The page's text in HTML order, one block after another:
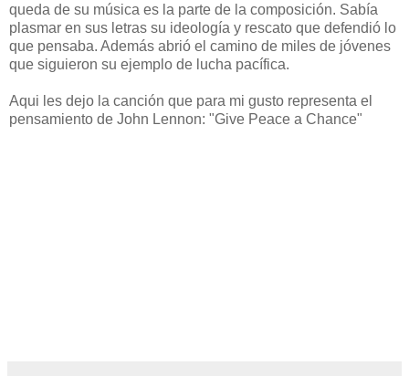
queda de su música es la parte de la composición. Sabía
plasmar en sus letras su ideología y rescato que defendió lo
que pensaba. Además abrió el camino de miles de jóvenes
que siguieron su ejemplo de lucha pacífica.
Aqui les dejo la canción que para mi gusto representa el
pensamiento de John Lennon: "Give Peace a Chance"